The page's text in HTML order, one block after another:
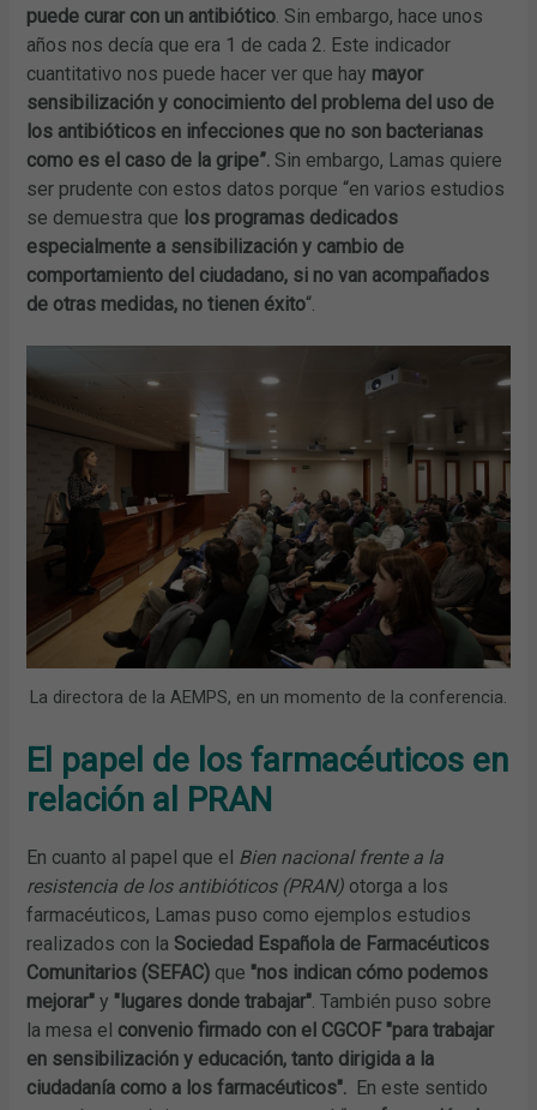
puede curar con un antibiótico . Sin embargo, hace unos
años nos decía que era 1 de cada 2. Este indicador
cuantitativo nos puede hacer ver que hay mayor
sensibilización y conocimiento del problema del uso de
los antibióticos en infecciones que no son bacterianas
como es el caso de la gripe”. Sin embargo, Lamas quiere
ser prudente con estos datos porque “en varios estudios
se demuestra que los programas dedicados
especialmente a sensibilización y cambio de
comportamiento del ciudadano, si no van acompañados
de otras medidas, no tienen éxito“.
La directora de la AEMPS, en un momento de la conferencia.
El papel de los farmacéuticos en
relación al PRAN
En cuanto al papel que el Bien nacional frente a la
resistencia de los antibióticos (PRAN) otorga a los
farmacéuticos, Lamas puso como ejemplos estudios
realizados con la Sociedad Española de Farmacéuticos
Comunitarios (SEFAC) que "nos indican cómo podemos
mejorar" y "lugares donde trabajar". También puso sobre
la mesa el convenio firmado con el CGCOF "para trabajar
en sensibilización y educación, tanto dirigida a la
ciudadanía como a los farmacéuticos". En este sentido